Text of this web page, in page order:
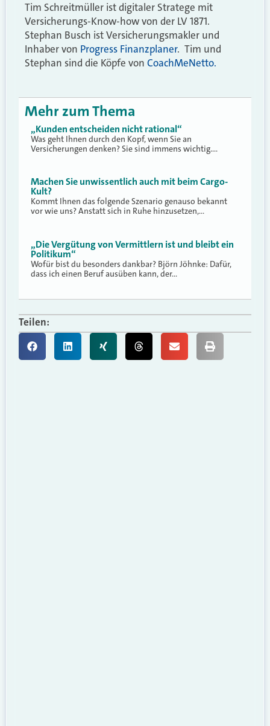
Tim Schreitmüller ist digitaler Stratege mit
Versicherungs-Know-how von der LV 1871.
Stephan Busch ist Versicherungsmakler und
Inhaber von Progress Finanzplaner. Tim und
Stephan sind die Köpfe von CoachMeNetto.
Mehr zum Thema
„Kunden entscheiden nicht rational“
Was geht Ihnen durch den Kopf, wenn Sie an
Versicherungen denken? Sie sind immens wichtig.…
Machen Sie unwissentlich auch mit beim Cargo-
Kult?
Kommt Ihnen das folgende Szenario genauso bekannt
vor wie uns? Anstatt sich in Ruhe hinzusetzen,…
„Die Vergütung von Vermittlern ist und bleibt ein
Politikum“
Wofür bist du besonders dankbar? Björn Jöhnke: Dafür,
dass ich einen Beruf ausüben kann, der…
Teilen: